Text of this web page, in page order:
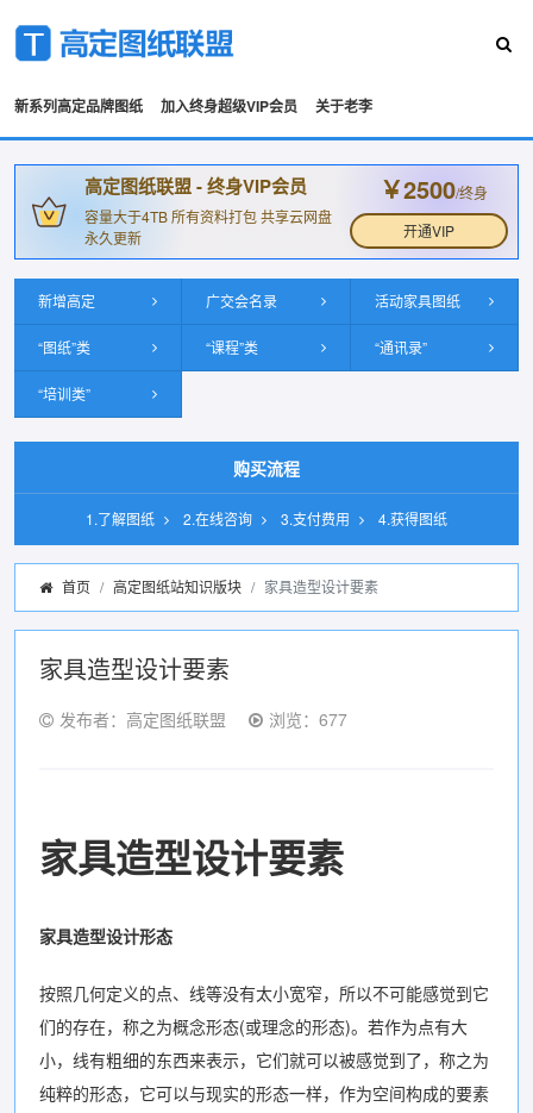
新系列高定品牌图纸 加入终身超级VIP会员 关于老李
高定图纸联盟 - 终身VIP会员
容量大于4TB 所有资料打包 共享云网盘
永久更新
￥2500/终身
开通VIP
新增高定 广交会名录 活动家具图纸
“图纸”类 “课程”类 “通讯录”
“培训类”
购买流程
1.了解图纸 2.在线咨询 3.支付费用 4.获得图纸
首页 高定图纸站知识版块 家具造型设计要素
家具造型设计要素
发布者：高定图纸联盟 浏览：677
家具造型设计要素
家具造型设计形态
按照几何定义的点、线等没有太小宽窄，所以不可能感觉到它
们的存在，称之为概念形态(或理念的形态)。若作为点有大
小，线有粗细的东西来表示，它们就可以被感觉到了，称之为
纯粹的形态，它可以与现实的形态一样，作为空间构成的要素